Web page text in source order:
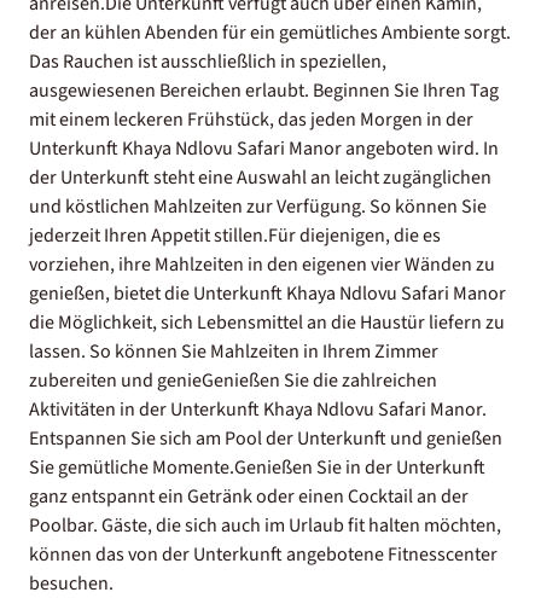
der an kühlen Abenden für ein gemütliches Ambiente sorgt.
Das Rauchen ist ausschließlich in speziellen,
ausgewiesenen Bereichen erlaubt. Beginnen Sie Ihren Tag
mit einem leckeren Frühstück, das jeden Morgen in der
Unterkunft Khaya Ndlovu Safari Manor angeboten wird. In
der Unterkunft steht eine Auswahl an leicht zugänglichen
und köstlichen Mahlzeiten zur Verfügung. So können Sie
jederzeit Ihren Appetit stillen.Für diejenigen, die es
vorziehen, ihre Mahlzeiten in den eigenen vier Wänden zu
genießen, bietet die Unterkunft Khaya Ndlovu Safari Manor
die Möglichkeit, sich Lebensmittel an die Haustür liefern zu
lassen. So können Sie Mahlzeiten in Ihrem Zimmer
zubereiten und genieGenießen Sie die zahlreichen
Aktivitäten in der Unterkunft Khaya Ndlovu Safari Manor.
Entspannen Sie sich am Pool der Unterkunft und genießen
Sie gemütliche Momente.Genießen Sie in der Unterkunft
ganz entspannt ein Getränk oder einen Cocktail an der
Poolbar. Gäste, die sich auch im Urlaub fit halten möchten,
können das von der Unterkunft angebotene Fitnesscenter
besuchen.